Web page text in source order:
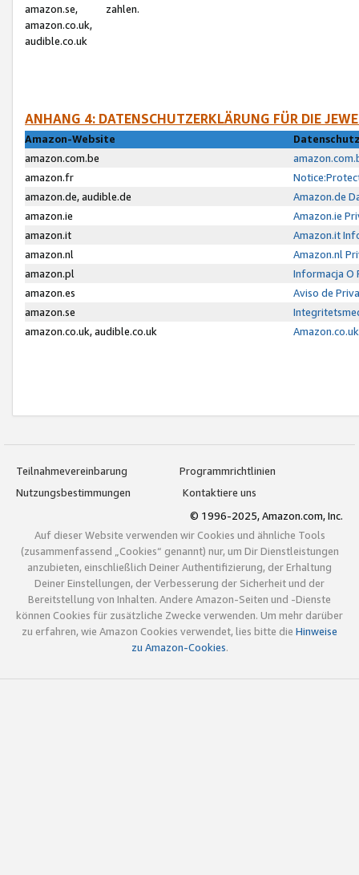
amazon.se,
amazon.co.uk,
audible.co.uk
zahlen.
ANHANG 4: DATENSCHUTZERKLÄRUNG FÜR DIE
Amazon-Website
amazon.com.be
amazon.fr
amazon.de, audible.de
Amazon.de
amazon.ie
Amazon.ie
amazon.it
Amazon.it
amazon.nl
Amazon.nl
amazon.pl
Informacja O
amazon.es
Aviso de
amazon.se
amazon.co.uk, audible.co.uk
Teilnahmevereinbarung
Programmrichtlinien
Nutzungsbestimmungen
Kontaktiere uns
© 1996-2025, Amazon.com, Inc.
Auf dieser Website verwenden wir Cookies und ähnliche Tools
(zusammenfassend „Cookies“ genannt) nur, um Dir Dienstleistungen
anzubieten, einschließlich Deiner Authentifizierung, der Erhaltung
Deiner Einstellungen, der Verbesserung der Sicherheit und der
Bereitstellung von Inhalten. Andere Amazon-Seiten und -Dienste
können Cookies für zusätzliche Zwecke verwenden. Um mehr darüber
zu erfahren, wie Amazon Cookies verwendet, lies bitte die Hinweise
zu Amazon-Cookies.